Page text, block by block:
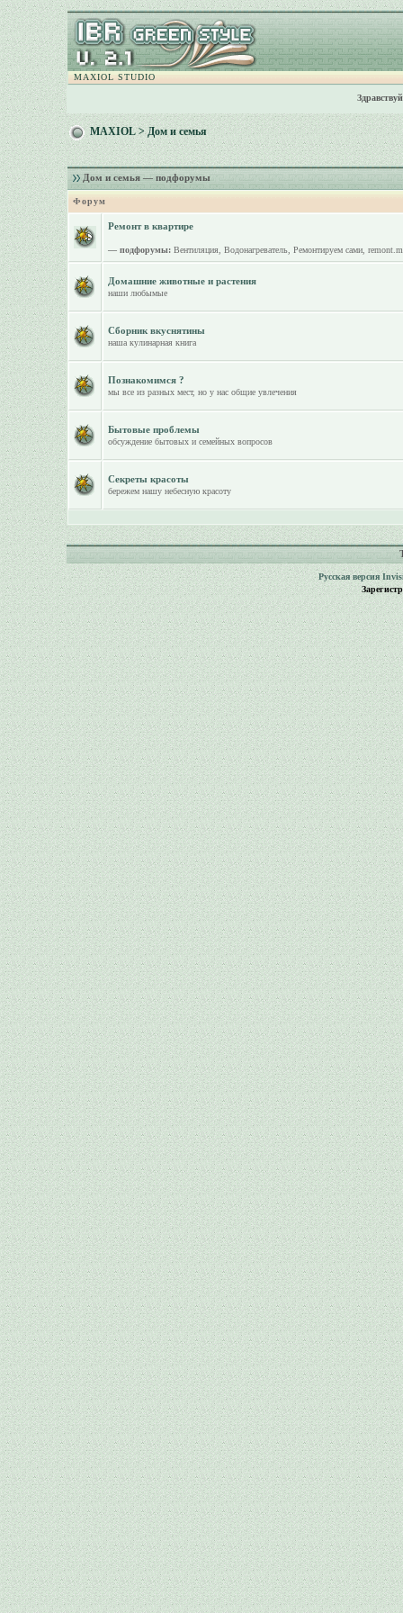
MAXIOL STUDIO
MAXIOL>Дом и семья
Дом и семья — подфорумы
Форум
Ремонт в квартире
— подфорумы: Вентиляция, Водонагреватель, Ремонтируем сами,
Домашние животные и растения
наши любымые
Сборник вкуснятины
наша кулинарная книга
Познакомимся ?
мы все из разных мест, но у нас общие увлечения
Бытовые проблемы
обсуждение бытовых и семейных вопросов
Секреты красоты
бережем нашу небесную красоту
Русская версия